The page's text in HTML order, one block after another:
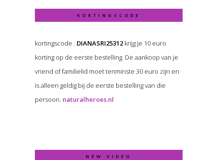
KORTINGSCODE
kortingscode : DIANASRI25312krijg je 10 euro
korting op de eerste bestelling. De aankoop van je
vriend of familielid moet tenminste 30 euro zijn en
is alleen geldig bij de eerste bestelling van die
persoon. naturalheroes.nl
NEW VIDEO